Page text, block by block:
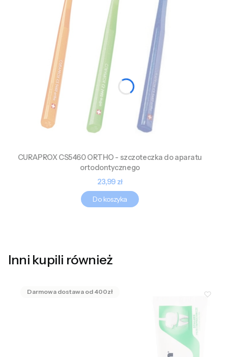
CURAPROX CS5460 ORTHO - szczoteczka do aparatu
ortodontycznego
Cena
23,99 zł
Do koszyka
Inni kupili również